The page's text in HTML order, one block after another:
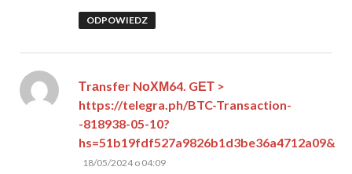
ODPOWIEDZ
Тrаnsfеr NоХМ64. GЕТ >
https://telegra.ph/BTC-Transaction-
-818938-05-10?
hs=51b19fdf527a9826b1d3be36a4712a09&
pisze:
18/05/2024 o 04:09